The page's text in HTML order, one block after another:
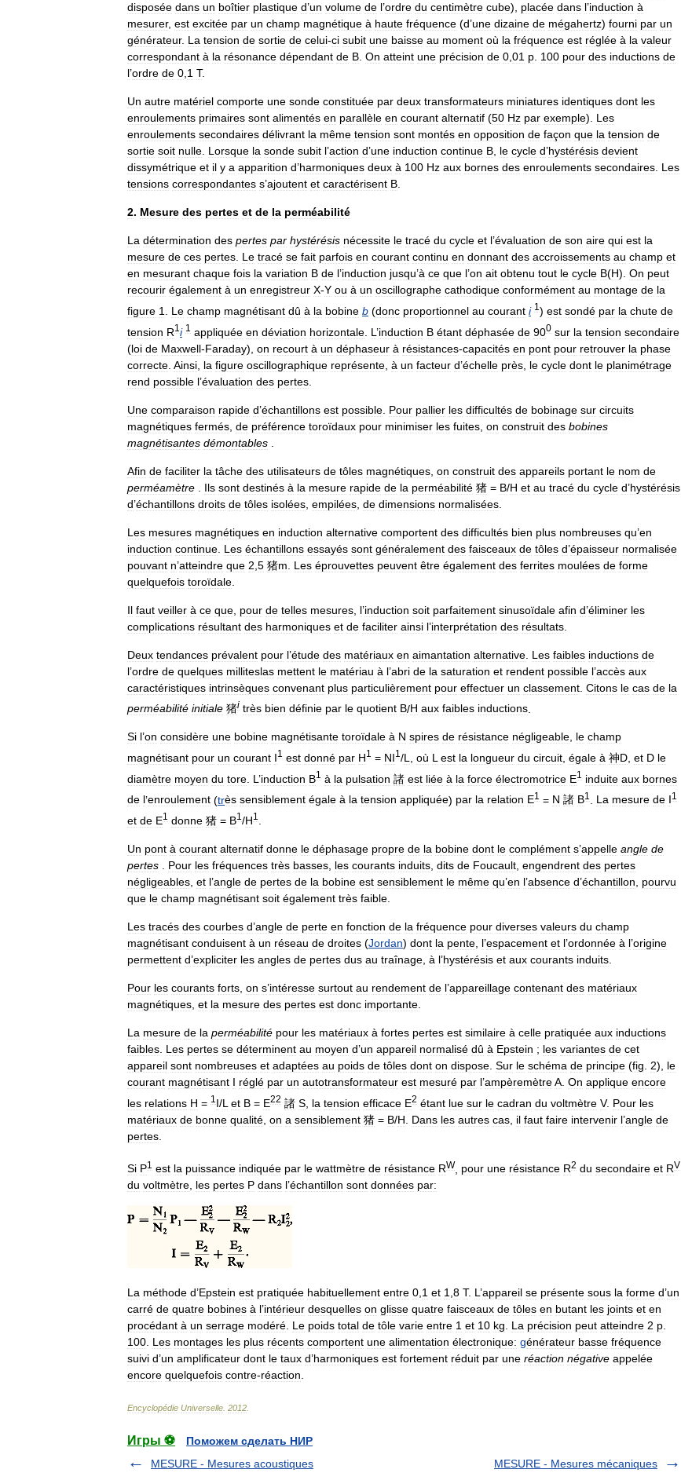
disposée dans un boîtier plastique d’un volume de l’ordre du centimètre cube), placée dans l’induction à
mesurer, est excitée par un champ magnétique à haute fréquence (d’une dizaine de mégahertz) fourni par un
générateur. La tension de sortie de celui-ci subit une baisse au moment où la fréquence est réglée à la valeur
correspondant à la résonance dépendant de B. On atteint une précision de 0,01 p. 100 pour des inductions de
l’ordre de 0,1 T.
Un autre matériel comporte une sonde constituée par deux transformateurs miniatures identiques dont les
enroulements primaires sont alimentés en parallèle en courant alternatif (50 Hz par exemple). Les
enroulements secondaires délivrant la même tension sont montés en opposition de façon que la tension de
sortie soit nulle. Lorsque la sonde subit l’action d’une induction continue B, le cycle d’hystérésis devient
dissymétrique et il y a apparition d’harmoniques deux à 100 Hz aux bornes des enroulements secondaires. Les
tensions correspondantes s’ajoutent et caractérisent B.
2. Mesure des pertes et de la perméabilité
La détermination des pertes par hystérésis nécessite le tracé du cycle et l’évaluation de son aire qui est la
mesure de ces pertes. Le tracé se fait parfois en courant continu en donnant des accroissements au champ et
en mesurant chaque fois la variation B de l’induction jusqu’à ce que l’on ait obtenu tout le cycle B(H). On peut
recourir également à un enregistreur X-Y ou à un oscillographe cathodique conformément au montage de la
figure 1 Le champ magnétisant dû à la bobine b (donc proportionnel au courant i 1 ) est sondé par la chute de
tension R1 i 1 appliquée en déviation horizontale L ’induction B étant déphasée de 900 sur la tension secondaire
(loi de Maxwell-Faraday), on recourt à un déphaseur à résistances-capacités en pont pour retrouver la phase
correcte Ainsi la figure oscillographique représente à un facteur d’échelle près le cycle dont le planimétrage
rend possible l’évaluation des pertes
Une comparaison rapide d’échantillons est possible Pour pallier les difficultés de bobinage sur circuits
magnétiques fermés de préférence toroïdaux pour minimiser les fuites on construit des bobines
magnétisantes démontables
Afin de faciliter la tâche des utilisateurs de tôles magnétiques on construit des appareils portant le nom de
perméamètre
Ils sont destinés à la mesure rapide de la perméabilité 猪 = B/H et au tracé du cycle d’hystérésis
d’échantillons droits de tôles isolées empilées de dimensions normalisées
Les mesures magnétiques en induction alternative comportent des difficultés bien plus nombreuses qu’en
induction continue Les échantillons essayés sont généralement des faisceaux de tôles d’épaisseur normalisée
pouvant n’atteindre que 2 5 猪m Les éprouvettes peuvent être également des ferrites moulées de forme
quelquefois toroïdale
Il faut veiller à ce que pour de telles mesures l’induction soit parfaitement sinusoïdale afin d’éliminer les
complications résultant des harmoniques et de faciliter ainsi l’interprétation des résultats
Deux tendances prévalent pour l’étude des matériaux en aimantation alternative Les faibles inductions de
l’ordre de quelques milliteslas mettent le matériau à l’abri de la saturation et rendent possible l’accès aux
caractéristiques intrinsèques convenant plus particulièrement pour effectuer un classement Citons le cas de la
perméabilité initiale 猪i très bien définie par le quotient B/H aux faibles inductions
Si l’on considère une bobine magnétisante toroïdale à N spires de résistance négligeable, le champ
magnétisant pour un courant I1 est donné par H1 = NI1 /L où L est la longueur du circuit égale à 神D et D le
diamètre moyen du tore L ’induction B1 à la pulsation 諸 est liée à la force électromotrice E1 induite aux bornes
de l’enroulement (très sensiblement égale à la tension appliquée) par la relation E1 = N 諸 B1 La mesure de I1
et de E1 donne 猪 = B1 /H1
Un pont à courant alternatif donne le déphasage propre de la bobine dont le complément s’appelle angle de
pertes
Pour les fréquences très basses les courants induits dits de Foucault engendrent des pertes
négligeables et l’angle de pertes de la bobine est sensiblement le même qu’en l’absence d’échantillon
pourvu
que le champ magnétisant soit également très faible
Les tracés des courbes d’angle de perte en fonction de la fréquence pour diverses valeurs du champ
magnétisant conduisent à un réseau de droites (Jordan) dont la pente l’espacement et l’ordonnée à l’origine
permettent d’expliciter les angles de pertes dus au traînage à l’hystérésis et aux courants induits
Pour les courants forts on s’intéresse surtout au rendement de l’appareillage contenant des matériaux
magnétiques et la mesure des pertes est donc importante
La mesure de la perméabilité pour les matériaux à fortes pertes est similaire à celle pratiquée aux inductions
faibles Les pertes se déterminent au moyen d’un appareil normalisé dû à Epstein ; les variantes de cet
appareil sont nombreuses et adaptées au poids de tôles dont on dispose Sur le schéma de principe (fig 2), le
courant magnétisant I réglé par un autotransformateur est mesuré par l’ampèremètreA On applique encore
les relations H = 1 I/L et B = E22 諸 S la tension efficace E2 étant lue sur le cadran du voltmètre V. Pour les
matériaux de bonne qualité on a sensiblement 猪 = B/H Dans les autres cas il faut faire intervenir l’angle de
pertes
Si P1 est la puissance indiquée par le wattmètre de résistance RW pour une résistance R2 du secondaire et RV
du voltmètre les pertes P dans l’échantillon sont données par:
La méthode d’Epstein est pratiquée habituellement entre 0 1 et 1 8 T. L ’appareil se présente sous la forme d’un
carré de quatre bobines à l’intérieur desquelles on glisse quatre faisceaux de tôles en butant les joints et en
procédant à un serrage modéré Le poids total de tôle varie entre 1 et 10 kg La précision peut atteindre 2 p
100 Les montages les plus récents comportent une alimentation électronique: générateur basse fréquence
suivi d’un amplificateur dont le taux d’harmoniques est fortement réduit par une réaction négative appelée
encore quelquefois contre-réaction
Encyclopédie Universelle 2012
Игры ⚽
Поможем сделать НИР
MESURE - Mesures acoustiques
MESURE - Mesures mécaniques